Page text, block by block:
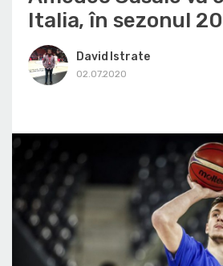
Italia, în sezonul
David Istrate
02.07.2020